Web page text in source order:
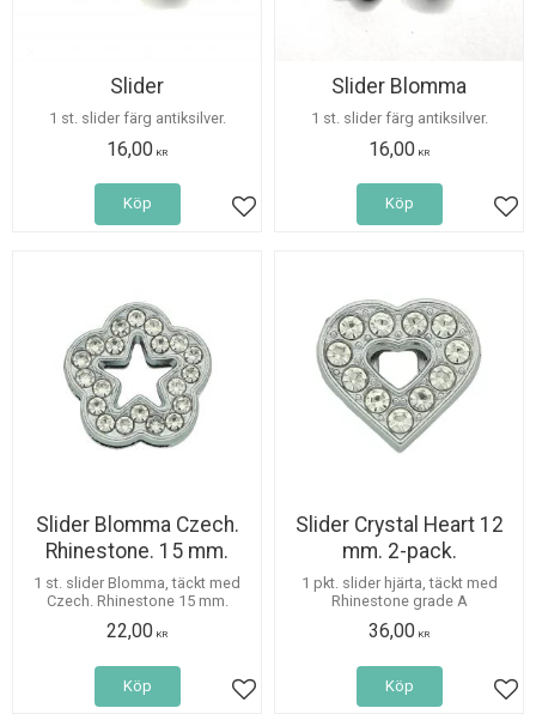
Slider
1 st. slider färg antiksilver.
16,00 KR
Lägg till i favoriter
Köp
Slider Blomma
1 st. slider färg antiksilver.
16,00 KR
Köp
Slider Blomma Czech.
Rhinestone. 15 mm.
1 st. slider Blomma, täckt med
Czech. Rhinestone 15 mm.
22,00 KR
Lägg till i favoriter
Köp
Slider Crystal Heart 12
mm. 2-pack.
1 pkt. slider hjärta, täckt med
Rhinestone grade A
36,00 KR
Köp